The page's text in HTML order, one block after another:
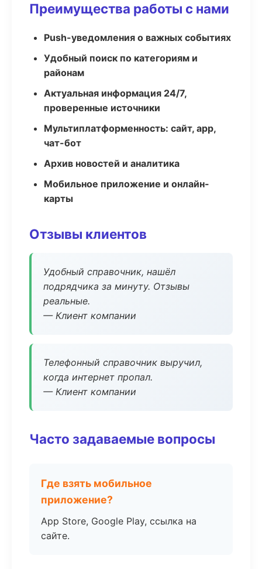
Преимущества работы с нами
Push-уведомления о важных событиях
Удобный поиск по категориям и
районам
Актуальная информация 24/7,
проверенные источники
Мультиплатформенность: сайт, app,
чат-бот
Архив новостей и аналитика
Мобильное приложение и онлайн-
карты
Отзывы клиентов
Удобный справочник, нашёл
подрядчика за минуту. Отзывы
реальные.
— Клиент компании
Телефонный справочник выручил,
когда интернет пропал.
— Клиент компании
Часто задаваемые вопросы
Где взять мобильное
приложение?
App Store, Google Play, ссылка на
сайте.